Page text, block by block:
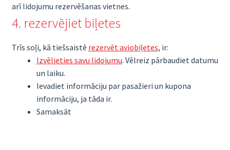
arī lidojumu rezervēšanas vietnes.
4. rezervējiet biļetes
Trīs soļi, kā tiešsaistē rezervēt aviobiļetes, ir:
Izvēlieties savu lidojumu. Vēlreiz pārbaudiet datumu
un laiku.
Ievadiet informāciju par pasažieri un kupona
informāciju, ja tāda ir.
Samaksāt